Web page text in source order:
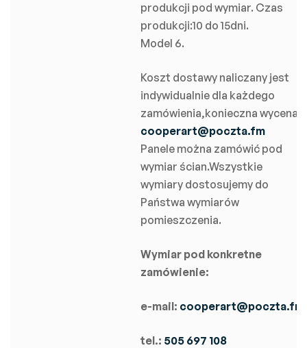
produkcji pod wymiar. Czas
produkcji:10 do 15dni.
Model 6.
Koszt dostawy naliczany jest
indywidualnie dla każdego
zamówienia,konieczna wycena:
cooperart@poczta.fm
Panele można zamówić pod
wymiar ścian.Wszystkie
wymiary dostosujemy do
Państwa wymiarów
pomieszczenia.
Wymiar pod konkretne
zamówienie:
e-mail: cooperart@poczta.fm
tel.: 505 697 108